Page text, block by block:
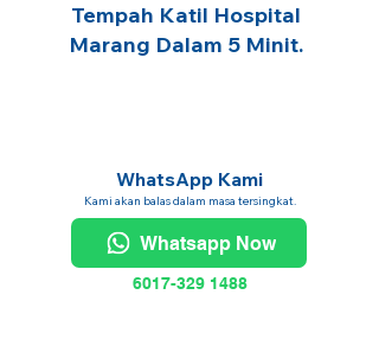
Tempah Katil Hospital
Marang Dalam 5 Minit.
WhatsApp Kami
Kami akan balas dalam masa tersingkat.
Whatsapp Now
6017-329 1488